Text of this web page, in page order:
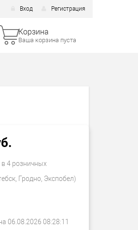
Вход Регистрация
Корзина
Ваша корзина пуста
4 розничных
Гродно, Экспобел)
06.08.2026 08:28:11